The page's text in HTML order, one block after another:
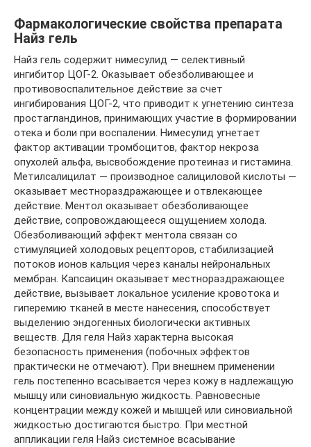
Фармакологические свойства препарата
Найз гель
Найз гель содержит нимесулид — селективный
ингибитор ЦОГ-2. Оказывает обезболивающее и
противовоспалительное действие за счет
ингибирования ЦОГ-2, что приводит к угнетению синтеза
простагландинов, принимающих участие в формировании
отека и боли при воспалении. Нимесулид угнетает
фактор активации тромбоцитов, фактор некроза
опухолей альфа, высвобождение протеиназ и гистамина.
Метилсалицилат — производное салициловой кислоты —
оказывает местнораздражающее и отвлекающее
действие. Ментол оказывает обезболивающее
действие, сопровождающееся ощущением холода.
Обезболивающий эффект ментола связан со
стимуляцией холодовых рецепторов, стабилизацией
потоков ионов кальция через каналы нейрональных
мембран. Капсаицин оказывает местнораздражающее
действие, вызывает локальное усиление кровотока и
гиперемию тканей в месте нанесения, способствует
выделению эндогенных биологически активных
веществ. Для геля Найз характерна высокая
безопасность применения (побочных эффектов
практически не отмечают). При внешнем применении
гель постепенно всасывается через кожу в надлежащую
мышцу или синовиальную жидкость. Равновесные
концентрации между кожей и мышцей или синовиальной
жидкостью достигаются быстро. При местной
аппликации геля Найз системное всасывание